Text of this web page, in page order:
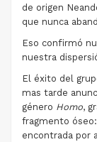
de origen
que nunca
Eso confirmó
nuestra
El éxito del
mas tarde
género Homo,
fragmento
encontrada por